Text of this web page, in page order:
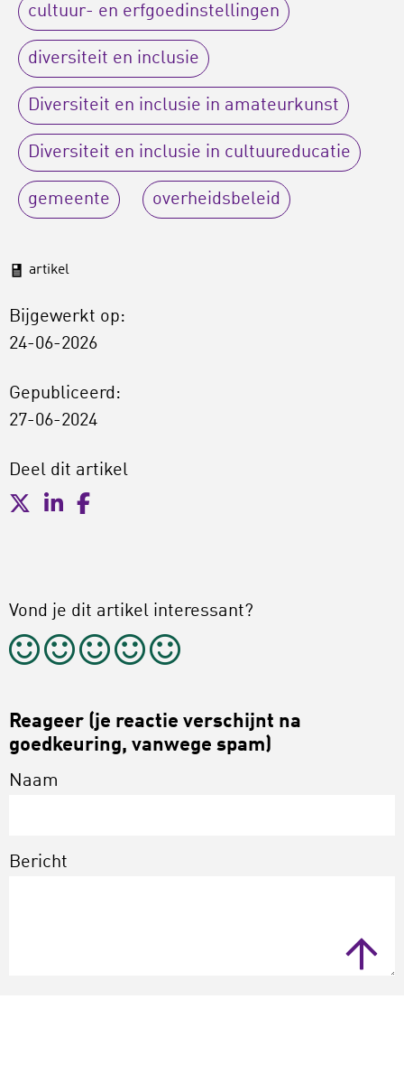
cultuur- en erfgoedinstellingen
diversiteit en inclusie
Diversiteit en inclusie in amateurkunst
Diversiteit en inclusie in cultuureducatie
gemeente overheidsbeleid
artikel
Bijgewerkt op:
24-06-2026
Gepubliceerd:
27-06-2024
Deel dit artikel
Vond je dit artikel interessant?
Reageer (je reactie verschijnt na
goedkeuring, vanwege spam)
Naam
Bericht